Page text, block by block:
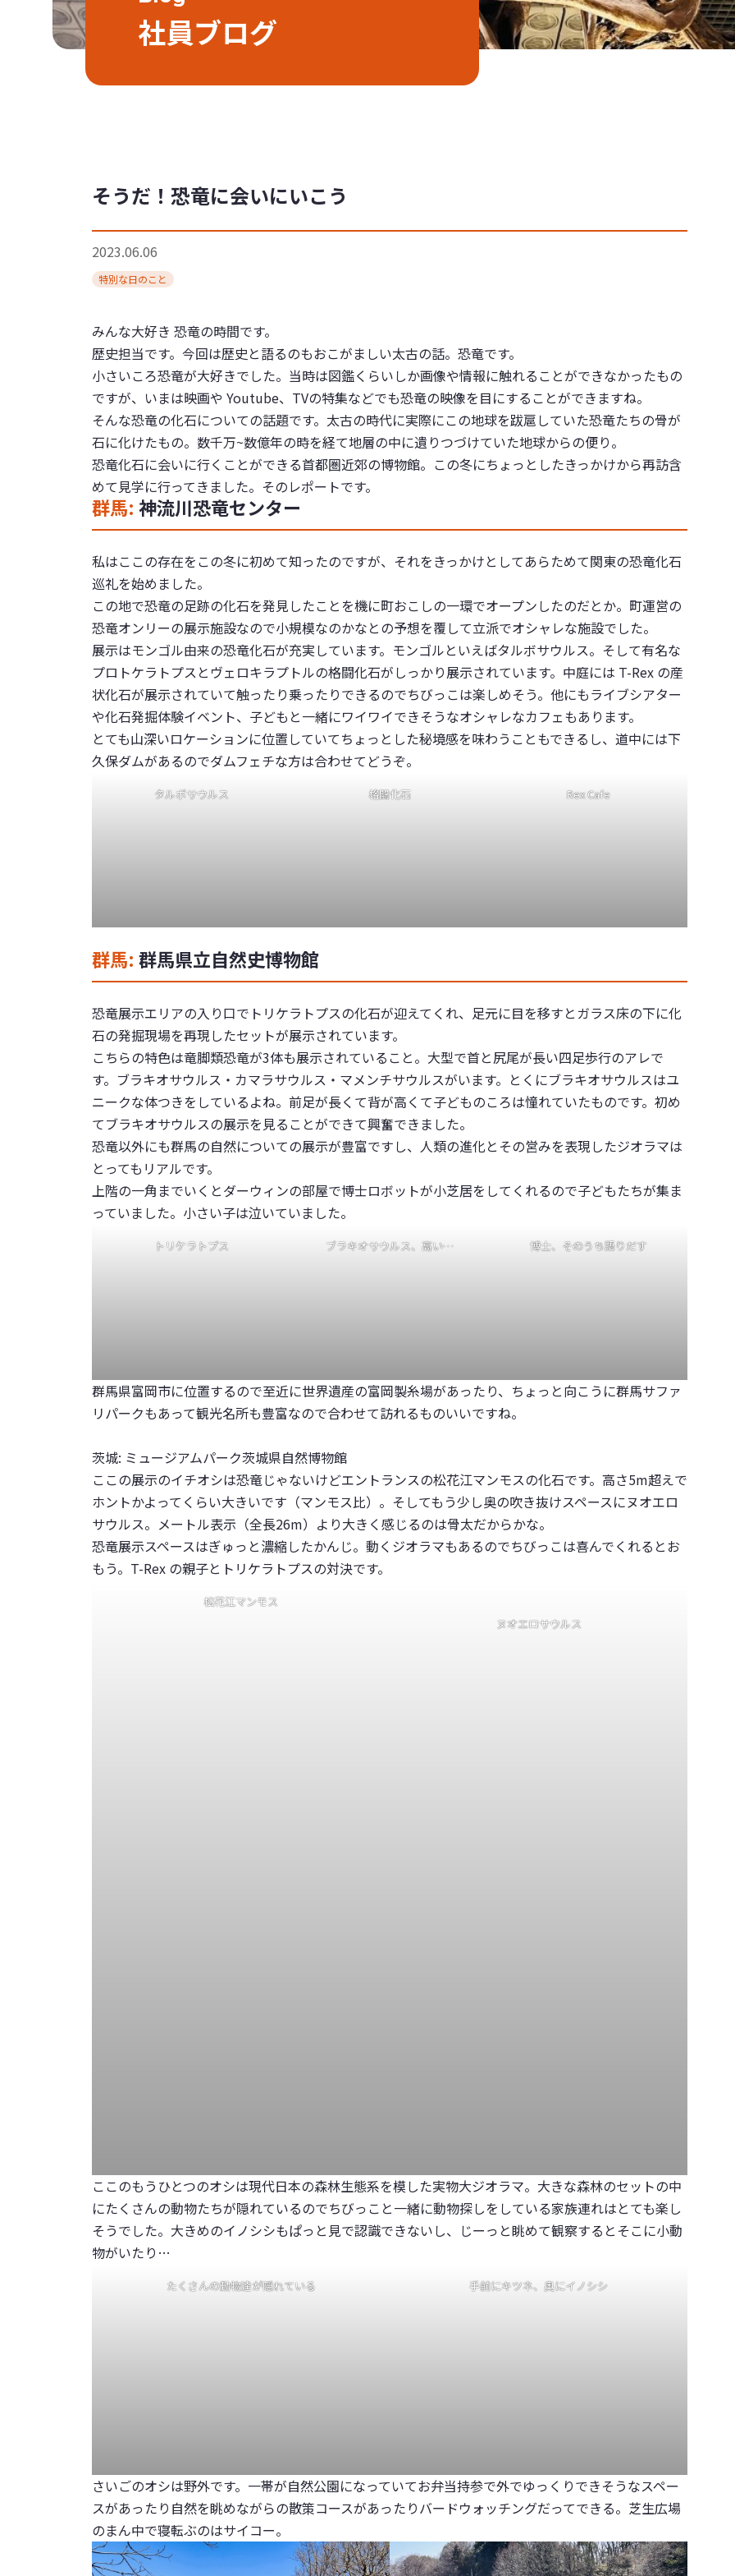
社員ブログ
そうだ！恐竜に会いにいこう
2023.06.06
特別な日のこと
みんな大好き 恐竜の時間です。
歴史担当です。今回は歴史と語るのもおこがましい太古の話。恐竜です。
小さいころ恐竜が大好きでした。当時は図鑑くらいしか画像や情報に触れることができなかったもの
ですが、いまは映画や Youtube、TVの特集などでも恐竜の映像を目にすることができますね。
そんな恐竜の化石についての話題です。太古の時代に実際にこの地球を跋扈していた恐竜たちの骨が
石に化けたもの。数千万~数億年の時を経て地層の中に遺りつづけていた地球からの便り。
恐竜化石に会いに行くことができる首都圏近郊の博物館。この冬にちょっとしたきっかけから再訪含
めて見学に行ってきました。そのレポートです。
群馬: 神流川恐竜センター
私はここの存在をこの冬に初めて知ったのですが、それをきっかけとしてあらためて関東の恐竜化石
巡礼を始めました。
この地で恐竜の足跡の化石を発見したことを機に町おこしの一環でオープンしたのだとか。町運営の
恐竜オンリーの展示施設なので小規模なのかなとの予想を覆して立派でオシャレな施設でした。
展示はモンゴル由来の恐竜化石が充実しています。モンゴルといえばタルボサウルス。そして有名な
プロトケラトプスとヴェロキラプトルの格闘化石がしっかり展示されています。中庭には T-Rex の産
状化石が展示されていて触ったり乗ったりできるのでちびっこは楽しめそう。他にもライブシアター
や化石発掘体験イベント、子どもと一緒にワイワイできそうなオシャレなカフェもあります。
とても山深いロケーションに位置していてちょっとした秘境感を味わうこともできるし、道中には下
久保ダムがあるのでダムフェチな方は合わせてどうぞ。
タルボサウルス 格闘化石 Rex Cafe
群馬: 群馬県立自然史博物館
恐竜展示エリアの入り口でトリケラトプスの化石が迎えてくれ、足元に目を移すとガラス床の下に化
石の発掘現場を再現したセットが展示されています。
こちらの特色は竜脚類恐竜が3体も展示されていること。大型で首と尻尾が長い四足歩行のアレで
す。ブラキオサウルス・カマラサウルス・マメンチサウルスがいます。とくにブラキオサウルスはユ
ニークな体つきをしているよね。前足が長くて背が高くて子どものころは憧れていたものです。初め
てブラキオサウルスの展示を見ることができて興奮できました。
恐竜以外にも群馬の自然についての展示が豊富ですし、人類の進化とその営みを表現したジオラマは
とってもリアルです。
上階の一角までいくとダーウィンの部屋で博士ロボットが小芝居をしてくれるので子どもたちが集ま
っていました。小さい子は泣いていました。
トリケラトプス ブラキオサウルス、高い… 博士、そのうち語りだす
群馬県富岡市に位置するので至近に世界遺産の富岡製糸場があったり、ちょっと向こうに群馬サファ
リパークもあって観光名所も豊富なので合わせて訪れるものいいですね。
茨城: ミュージアムパーク茨城県自然博物館
ここの展示のイチオシは恐竜じゃないけどエントランスの松花江マンモスの化石です。高さ5m超えで
ホントかよってくらい大きいです（マンモス比）。そしてもう少し奥の吹き抜けスペースにヌオエロ
サウルス。メートル表示（全長26m）より大きく感じるのは骨太だからかな。
恐竜展示スペースはぎゅっと濃縮したかんじ。動くジオラマもあるのでちびっこは喜んでくれるとお
もう。T-Rex の親子とトリケラトプスの対決です。
松花江マンモス
ヌオエロサウルス
ここのもうひとつのオシは現代日本の森林生態系を模した実物大ジオラマ。大きな森林のセットの中
にたくさんの動物たちが隠れているのでちびっこと一緒に動物探しをしている家族連れはとても楽し
そうでした。大きめのイノシシもぱっと見で認識できないし、じーっと眺めて観察するとそこに小動
物がいたり…
たくさんの動物達が隠れている 手前にキツネ、奥にイノシシ
さいごのオシは野外です。一帯が自然公園になっていてお弁当持参で外でゆっくりできそうなスペー
スがあったり自然を眺めながらの散策コースがあったりバードウォッチングだってできる。芝生広場
のまん中で寝転ぶのはサイコー。